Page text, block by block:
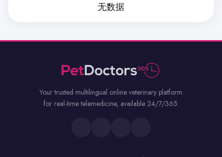
无数据
Your trusted multilingual online veterinary platform
for real-time telemedicine, available 24/7/365.